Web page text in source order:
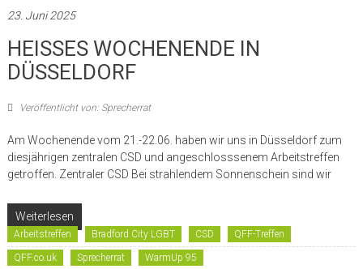
23. Juni 2025
HEISSES WOCHENENDE IN
DÜSSELDORF
Veröffentlicht von: Sprecherrat
Am Wochenende vom 21.-22.06. haben wir uns in Düsseldorf zum
diesjährigen zentralen CSD und angeschlosssenem Arbeitstreffen
getroffen. Zentraler CSD Bei strahlendem Sonnenschein sind wir
Weiterlesen
Arbeitstreffen Bradford City LGBT CSD QFF-Treffen
QFF.co.uk Sprecherrat WarmUp 95